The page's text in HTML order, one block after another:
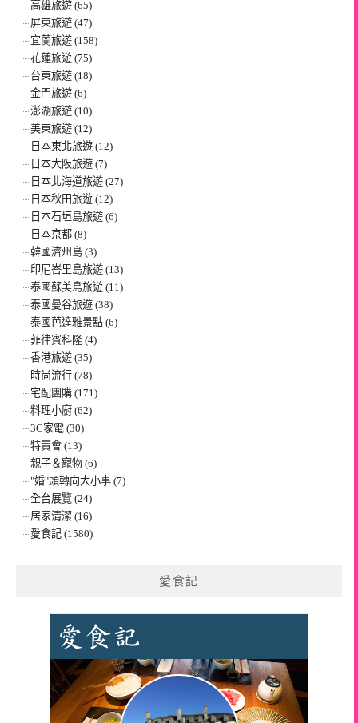
高雄旅遊 (65)
屏東旅遊 (47)
宜蘭旅遊 (158)
花蓮旅遊 (75)
台東旅遊 (18)
金門旅遊 (6)
澎湖旅遊 (10)
美東旅遊 (12)
日本東北旅遊 (12)
日本大阪旅遊 (7)
日本北海道旅遊 (27)
日本秋田旅遊 (12)
日本石垣島旅遊 (6)
日本京都 (8)
韓國濟州島 (3)
印尼峇里島旅遊 (13)
泰國蘇美島旅遊 (11)
泰國曼谷旅遊 (38)
泰國芭達雅景點 (6)
菲律賓科隆 (4)
香港旅遊 (35)
時尚流行 (78)
宅配團購 (171)
料理小廚 (62)
3C家電 (30)
特賣會 (13)
親子＆寵物 (6)
"婚"頭轉向大小事 (7)
全台展覽 (24)
居家清潔 (16)
愛食記 (1580)
愛食記